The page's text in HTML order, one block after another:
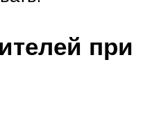
при